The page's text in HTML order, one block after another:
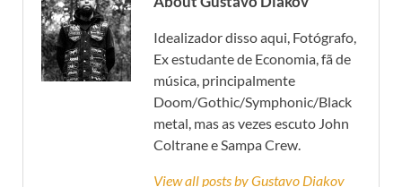
Idealizador disso aqui, Fotógrafo,
Ex estudante de Economia, fã de
música, principalmente
Doom/Gothic/Symphonic/Black
metal, mas as vezes escuto John
Coltrane e Sampa Crew.
View all posts by Gustavo Diakov